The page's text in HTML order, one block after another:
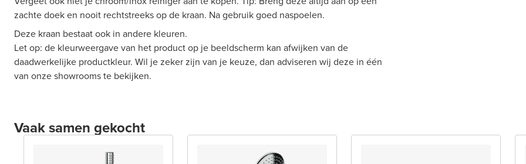
zachte doek en nooit rechtstreeks op de kraan. Na gebruik goed naspoelen.
Deze kraan bestaat ook in andere kleuren.
Let op: de kleurweergave van het product op je beeldscherm kan afwijken van de
daadwerkelijke productkleur. Wil je zeker zijn van je keuze, dan adviseren wij deze in één
van onze showrooms te bekijken.
Vaak samen gekocht